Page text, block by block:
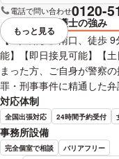
電話で問い合わせ0120-
弁護士の強み
【『姫路駅』南口、徒歩
能】【即日接見可能】【
まった方、ご自身が警察
罪・刑事事件に精通した弁
対応体制
全国出張対応 24時間予約受付
事務所設備
完全個室で相談 バリアフリー
視覚的に省略されて
もっと見る